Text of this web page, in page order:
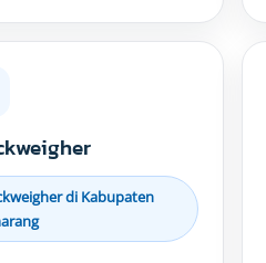
di Kabupaten